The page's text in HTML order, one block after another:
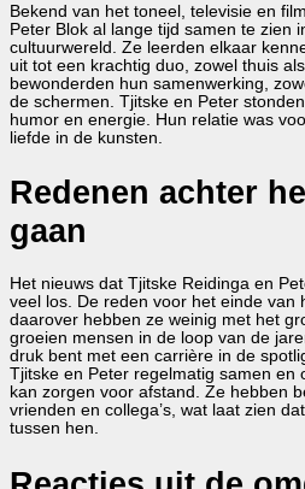
Bekend van het toneel, televisie en
Peter Blok al lange tijd samen te zien
cultuurwereld. Ze leerden elkaar
uit tot een krachtig duo, zowel thuis
bewonderden hun samenwerking,
de schermen. Tjitske en Peter
humor en energie. Hun relatie was
liefde in de kunsten.
Redenen achter
gaan
Het nieuws dat Tjitske Reidinga en
veel los. De reden voor het einde van
daarover hebben ze weinig met het
groeien mensen in de loop van de
druk bent met een carrière in de
Tjitske en Peter regelmatig samen en
kan zorgen voor afstand. Ze hebben
vrienden en collega’s, wat laat zien
tussen hen.